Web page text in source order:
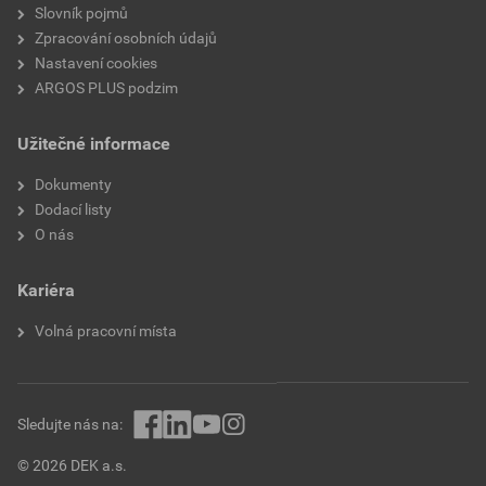
Jednotka měření
Se srážečem hran
Spirálová drážka
Řezný materiál
Střed Bull nose
Slovník pojmů
Zpracování osobních údajů
Nastavení cookies
ARGOS PLUS podzim
Užitečné informace
Dokumenty
Dodací listy
O nás
Kariéra
Volná pracovní místa
© 2026 DEK a.s.
Sledujte nás na: